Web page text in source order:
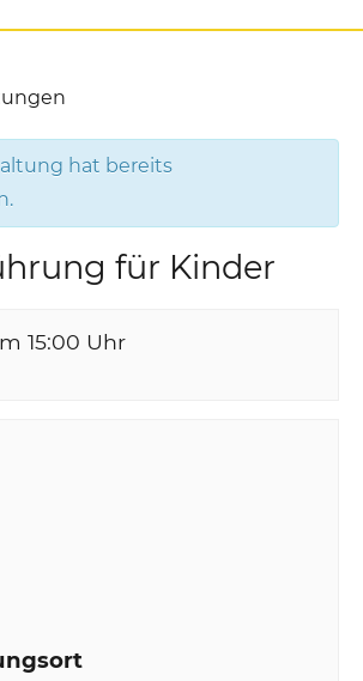
hat bereits
für Kinder
15:00 Uhr